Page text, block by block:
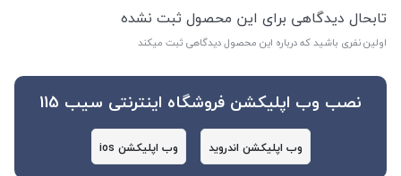
تابحال دیدگاهی برای این محصول ثبت نشده
اولین نفری باشید که درباره این محصول دیدگاهی ثبت میکند
نصب وب اپلیکشن فروشگاه اینترنتی سیب 115
وب اپلیکشن اندروید وب اپلیکشن ios